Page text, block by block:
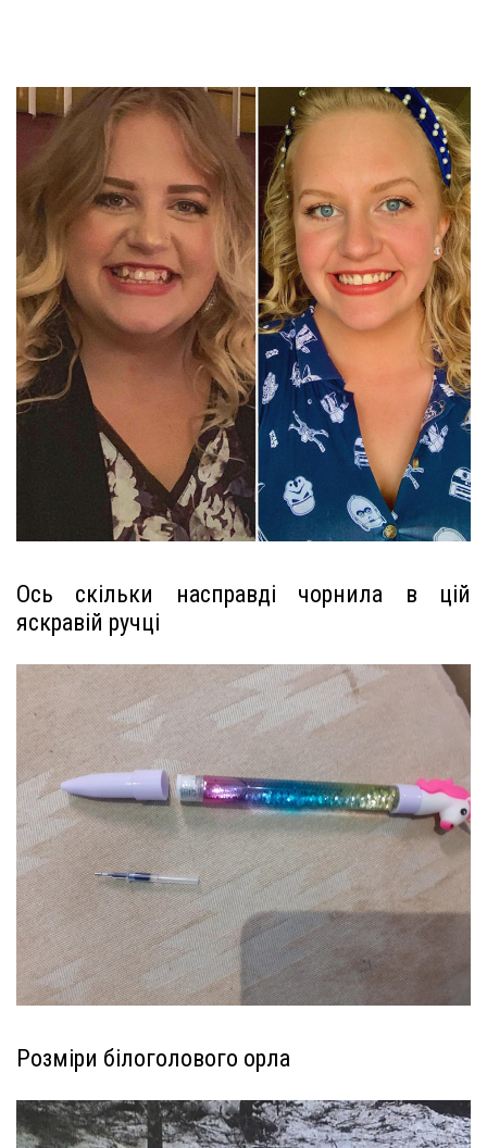
Ось скільки насправді чорнила в цій
яскравій ручці
Розміри білоголового орла